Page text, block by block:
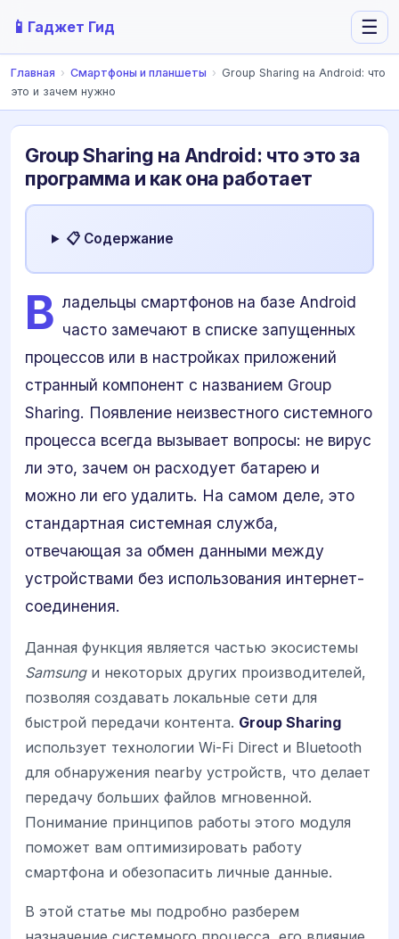
📱 Гаджет Гид ☰
Главная › Смартфоны и планшеты › Group Sharing на Android: что
это и зачем нужно
Group Sharing на Android: что это за
программа и как она работает
📋 Содержание
В ладельцы смартфонов на базе Android
часто замечают в списке запущенных
процессов или в настройках приложений
странный компонент с названием Group
Sharing. Появление неизвестного системного
процесса всегда вызывает вопросы: не вирус
ли это, зачем он расходует батарею и
можно ли его удалить. На самом деле, это
стандартная системная служба,
отвечающая за обмен данными между
устройствами без использования интернет-
соединения.
Данная функция является частью экосистемы
Samsungи некоторых других производителей,
позволяя создавать локальные сети для
быстрой передачи контента. Group Sharing
использует технологии Wi-Fi Direct и Bluetooth
для обнаружения nearby устройств, что делает
передачу больших файлов мгновенной.
Понимание принципов работы этого модуля
поможет вам оптимизировать работу
смартфона и обезопасить личные данные.
В этой статье мы подробно разберем